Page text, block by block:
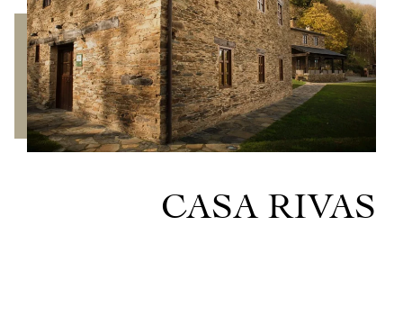
CASA RIVAS